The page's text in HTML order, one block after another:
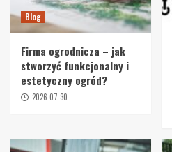
Blog
Firma ogrodnicza – jak
stworzyć funkcjonalny i
estetyczny ogród?
2026-07-30